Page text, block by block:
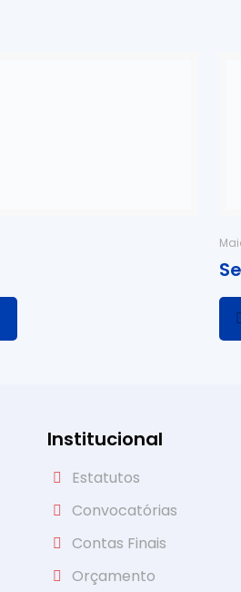
Institucional
Estatutos
Convocatórias
Contas Finais
Orçamento